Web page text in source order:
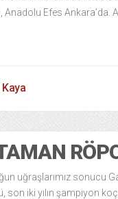
Efes Ankara’da.
Kaya
uğraşlarımız sonucu
iki yılın şampiyon